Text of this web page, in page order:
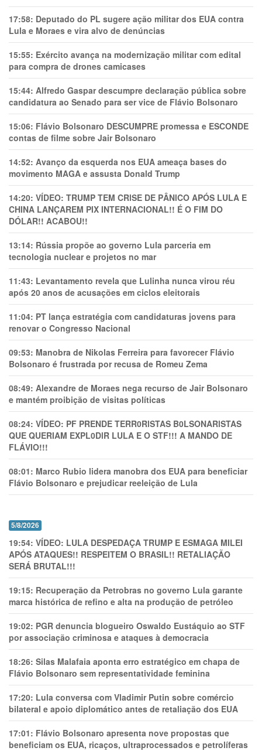
17:58: Deputado do PL sugere ação militar dos EUA contra
Lula e Moraes e vira alvo de denúncias
15:55: Exército avança na modernização militar com edital
para compra de drones camicases
15:44: Alfredo Gaspar descumpre declaração pública sobre
candidatura ao Senado para ser vice de Flávio Bolsonaro
15:06: Flávio Bolsonaro DESCUMPRE promessa e ESCONDE
contas de filme sobre Jair Bolsonaro
14:52: Avanço da esquerda nos EUA ameaça bases do
movimento MAGA e assusta Donald Trump
14:20: VÍDEO: TRUMP TEM CRlSE DE PÂNlCO APÓS LULA E
CHINA LANÇAREM PIX INTERNACIONAL!! É O FIM DO
DÓLAR!! ACABOU!!
13:14: Rússia propõe ao governo Lula parceria em
tecnologia nuclear e projetos no mar
11:43: Levantamento revela que Lulinha nunca virou réu
após 20 anos de acusações em ciclos eleitorais
11:04: PT lança estratégia com candidaturas jovens para
renovar o Congresso Nacional
09:53: Manobra de Nikolas Ferreira para favorecer Flávio
Bolsonaro é frustrada por recusa de Romeu Zema
08:49: Alexandre de Moraes nega recurso de Jair Bolsonaro
e mantém proibição de visitas políticas
08:24: VÍDEO: PF PRENDE TERR0RlSTAS B0LSONARlSTAS
QUE QUERIAM EXPL0DlR LULA E O STF!!! A MANDO DE
FLÁVIO!!!
08:01: Marco Rubio lidera manobra dos EUA para beneficiar
Flávio Bolsonaro e prejudicar reeleição de Lula
5/8/2026
19:54: VÍDEO: LULA DESPEDAÇA TRUMP E ESMAGA MILEI
APÓS ATAQUES!! RESPEITEM O BRASIL!! RETALIAÇÃO
SERÁ BRUTAL!!!
19:15: Recuperação da Petrobras no governo Lula garante
marca histórica de refino e alta na produção de petróleo
19:02: PGR denuncia blogueiro Oswaldo Eustáquio ao STF
por associação criminosa e ataques à democracia
18:26: Silas Malafaia aponta erro estratégico em chapa de
Flávio Bolsonaro sem representatividade feminina
17:20: Lula conversa com Vladimir Putin sobre comércio
bilateral e apoio diplomático antes de retaliação dos EUA
17:01: Flávio Bolsonaro apresenta nove propostas que
beneficiam os EUA, ricaços, ultraprocessados e petrolíferas